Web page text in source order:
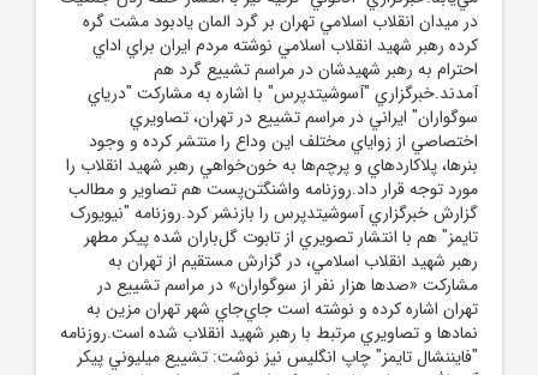
در ميدان انقلاب اسلامي تهران بر گرد المان يادبود مشت گره
کرده رهبر شهيد انقلاب اسلامي نوشته مردم ايران براي اداي
احترام به رهبر شهيدشان در مراسم تشييع گرد هم
آمدند.خبرگزاري "آسوشيتدپرس" با اشاره به مشارکت "درياي
سوگواران" ايراني در مراسم تشييع در تهران، تصاويري
اختصاصي از زواياي مختلف اين وداع را منتشر کرده و وجود
بنرها، پلاکاردهاي و پرچم‌ها به خون‌خواهي رهبر شهيد انقلاب را
مورد توجه قرار داد.روزنامه واشنگتن‌پست هم تصاوير و مطالب
گزارش خبرگزاري آسوشيتدپرس را بازنشر کرد.روزنامه "نيويورک
تايمز" هم با انتشار تصويري از تابوت گل‌باران شده پيکر مطهر
رهبر شهيد انقلاب اسلامي، در گزارش مستقيم از تهران به
مشارکت «صدها هزار نفر از سوگواران» در مراسم تشييع در
تهران اشاره کرده و نوشته است جاي‌جاي شهر تهران مزين به
نمادها و تصاويري مرتبط با رهبر شهيد انقلاب شده است.روزنامه
"فايننشال تايمز" چاپ انگليس نيز نوشت: تشييع ميليوني پيکر